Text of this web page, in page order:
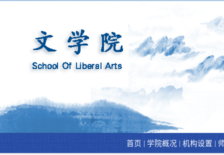
首页 | 学院概况 | 机构设置 |